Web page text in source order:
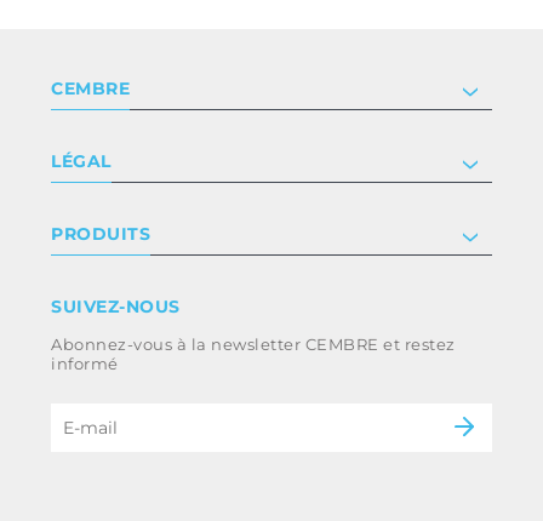
CEMBRE
Société
Certificat
Nous rejoindre
LÉGAL
Termes et conditions
Whistleblowing
Code d’éthique et politique anti-corruption
du groupe
PRODUITS
Énergie
B2B Disclaimer
SUIVEZ-NOUS
Abonnez-vous à la newsletter CEMBRE et restez
informé